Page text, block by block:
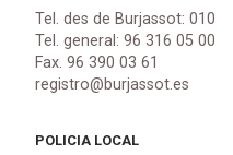
Tel. des de Burjassot: 010
Tel. general: 96 316 05 00
Fax. 96 390 03 61
registro@burjassot.es
POLICIA LOCAL